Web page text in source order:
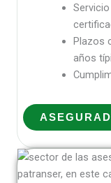
Plazos
años